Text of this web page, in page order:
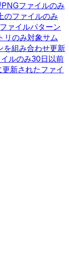
PNGファイルのみ
のファイルのみ
ァイルパターン
リのみ対象サム
を組み合わせ更新
ルのみ30日以前
新されたファイ